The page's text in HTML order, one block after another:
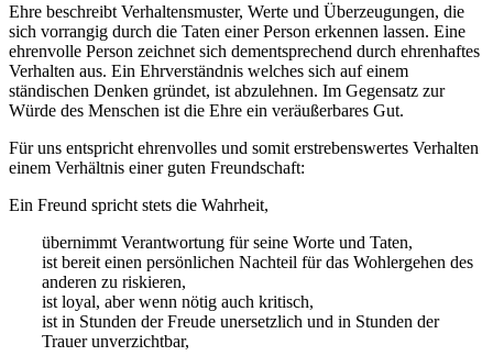
Ehre beschreibt Verhaltensmuster, Werte und Überzeugungen, die
sich vorrangig durch die Taten einer Person erkennen lassen. Eine
ehrenvolle Person zeichnet sich dementsprechend durch ehrenhaftes
Verhalten aus. Ein Ehrverständnis welches sich auf einem
ständischen Denken gründet, ist abzulehnen. Im Gegensatz zur
Würde des Menschen ist die Ehre ein veräußerbares Gut.
Für uns entspricht ehrenvolles und somit erstrebenswertes Verhalten
einem Verhältnis einer guten Freundschaft:
Ein Freund spricht stets die Wahrheit,
übernimmt Verantwortung für seine Worte und Taten,
ist bereit einen persönlichen Nachteil für das Wohlergehen des
anderen zu riskieren,
ist loyal, aber wenn nötig auch kritisch,
ist in Stunden der Freude unersetzlich und in Stunden der
Trauer unverzichtbar,